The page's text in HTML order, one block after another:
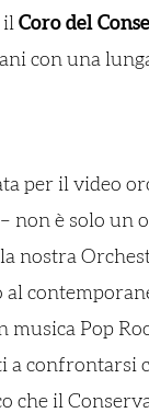
il Coro del
con una
per il video
– non è solo un
nostra
Pop
confrontarsi
che il